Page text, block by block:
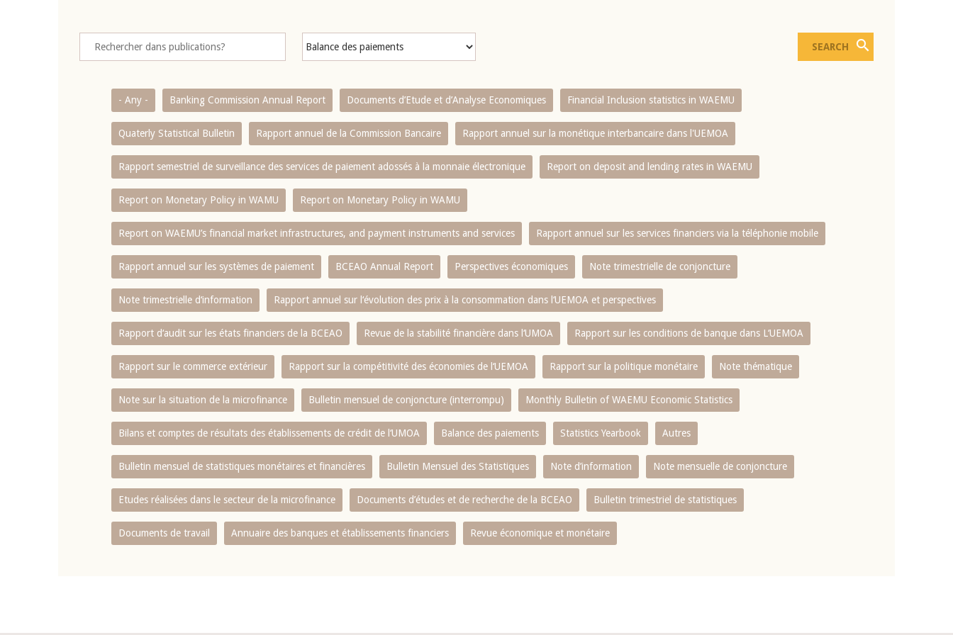
- Any - Banking Commission Annual Report Documents d’Etude et d’Analyse Economiques Financial Inclusion statistics in WAEMU
Quaterly Statistical Bulletin Rapport annuel de la Commission Bancaire Rapport annuel sur la monétique interbancaire dans l'UEMOA
Rapport semestriel de surveillance des services de paiement adossés à la monnaie électronique Report on deposit and lending rates in WAEMU
Report on Monetary Policy in WAMU Report on Monetary Policy in WAMU
Report on WAEMU’s financial market infrastructures, and payment instruments and services Rapport annuel sur les services financiers via la téléphonie mobile
Rapport annuel sur les systèmes de paiement BCEAO Annual Report Perspectives économiques Note trimestrielle de conjoncture
Note trimestrielle d‘information Rapport annuel sur l‘évolution des prix à la consommation dans l‘UEMOA et perspectives
Rapport d‘audit sur les états financiers de la BCEAO Revue de la stabilité financière dans l‘UMOA Rapport sur les conditions de banque dans L‘UEMOA
Rapport sur le commerce extérieur Rapport sur la compétitivité des économies de l‘UEMOA Rapport sur la politique monétaire Note thématique
Note sur la situation de la microfinance Bulletin mensuel de conjoncture (interrompu) Monthly Bulletin of WAEMU Economic Statistics
Bilans et comptes de résultats des établissements de crédit de l‘UMOA Balance des paiements Statistics Yearbook Autres
Bulletin mensuel de statistiques monétaires et financières Bulletin Mensuel des Statistiques Note d’information Note mensuelle de conjoncture
Etudes réalisées dans le secteur de la microfinance Documents d’études et de recherche de la BCEAO Bulletin trimestriel de statistiques
Documents de travail Annuaire des banques et établissements financiers Revue économique et monétaire